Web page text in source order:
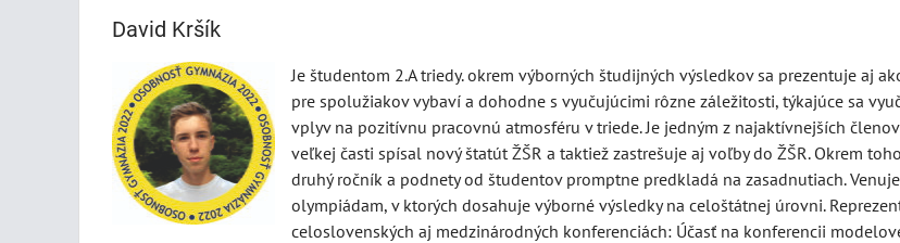
David Kršík
Je študentom 2.A triedy. okrem výborných študijných výsledkov sa prezentuje aj
pre spolužiakov vybaví a dohodne s vyučujúcimi rôzne záležitosti, týkajúce sa
vplyv na pozitívnu pracovnú atmosféru v triede. Je jedným z najaktívnejších
veľkej časti spísal nový štatút ŽŠR a taktiež zastrešuje aj voľby do ŽŠR. Okrem
druhý ročník a podnety od študentov promptne predkladá na zasadnutiach.
olympiádam, v ktorých dosahuje výborné výsledky na celoštátnej úrovni.
celoslovenských aj medzinárodných konferenciách: Účasť na konferencii